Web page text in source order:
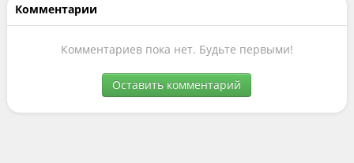
Комментарии
Комментариев пока нет. Будьте первыми!
Оставить комментарий